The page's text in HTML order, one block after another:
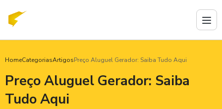
HomeCategoriasArtigosPreço Aluguel Gerador: Saiba Tudo Aqui
Preço Aluguel Gerador: Saiba
Tudo Aqui